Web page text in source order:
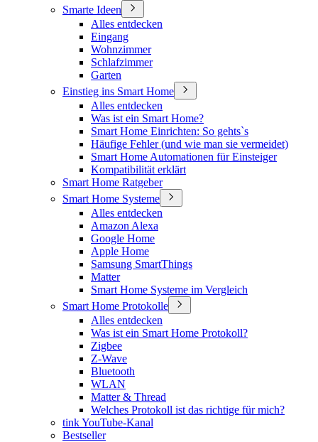
Smarte Ideen
Alles entdecken
Eingang
Wohnzimmer
Schlafzimmer
Garten
Einstieg ins Smart Home
Alles entdecken
Was ist ein Smart Home?
Smart Home Einrichten: So gehts`s
Häufige Fehler (und wie man sie vermeidet)
Smart Home Automationen für Einsteiger
Kompatibilität erklärt
Smart Home Ratgeber
Smart Home Systeme
Alles entdecken
Amazon Alexa
Google Home
Apple Home
Samsung SmartThings
Matter
Smart Home Systeme im Vergleich
Smart Home Protokolle
Alles entdecken
Was ist ein Smart Home Protokoll?
Zigbee
Z-Wave
Bluetooth
WLAN
Matter & Thread
Welches Protokoll ist das richtige für mich?
tink YouTube-Kanal
Bestseller